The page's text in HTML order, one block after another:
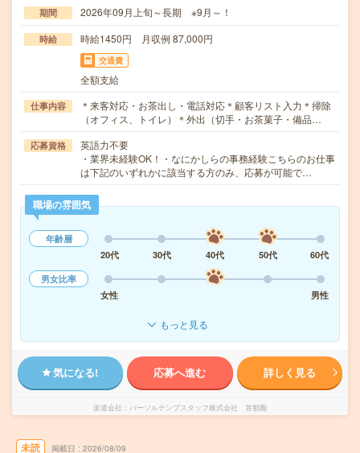
期間 2026年09月上旬～長期 ※9月～！
時給 時給1450円 月収例 87,000円
交通費
全額支給
仕事内容
＊来客対応・お茶出し・電話対応＊顧客リスト入力＊掃除
（オフィス、トイレ）＊外出（切手・お茶菓子・備品…
応募資格
英語力不要
・業界未経験OK！・なにかしらの事務経験こちらのお仕事
は下記のいずれかに該当する方のみ、応募が可能で…
職場の雰囲気
年齢層
20代
30代 40代 50代
60代
男女比率
女性
男性
もっと見る
気になる! 応募へ進む 詳しく見る
派遣会社 パーソルテンプスタッフ株式会社 首都圏
未読 掲載日 2026/08/09